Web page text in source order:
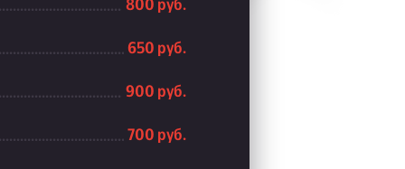
800 руб.
650 руб.
900 руб.
700 руб.